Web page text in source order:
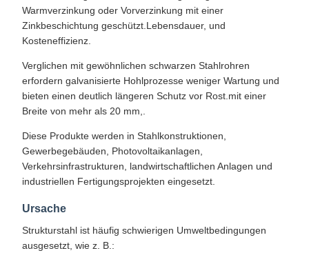
Warmverzinkung oder Vorverzinkung mit einer
Zinkbeschichtung geschützt.Lebensdauer, und
Kosteneffizienz.
Verglichen mit gewöhnlichen schwarzen Stahlrohren
erfordern galvanisierte Hohlprozesse weniger Wartung und
bieten einen deutlich längeren Schutz vor Rost.mit einer
Breite von mehr als 20 mm,.
Diese Produkte werden in Stahlkonstruktionen,
Gewerbegebäuden, Photovoltaikanlagen,
Verkehrsinfrastrukturen, landwirtschaftlichen Anlagen und
industriellen Fertigungsprojekten eingesetzt.
Ursache
Strukturstahl ist häufig schwierigen Umweltbedingungen
ausgesetzt, wie z. B.: